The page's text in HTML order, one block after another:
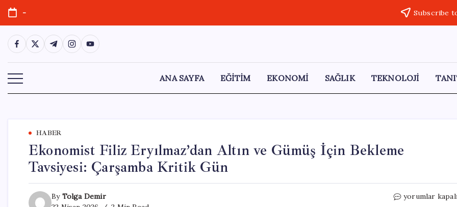
Skip
content
- Subscribe
https://www.facebook.com/
https://twitter.com/
https://t.me/
https://www.instagram.com/
https://youtube.com/
ANA SAYFA EĞİTİM EKONOMİ SAĞLIK TEKNOLOJİ
HABER
Ekonomist Filiz Eryılmaz’dan Altın ve Gümüş İçin Bekleme
Tavsiyesi: Çarşamba Kritik Gün
By Tolga Demir
Ekonomist
yorumlar